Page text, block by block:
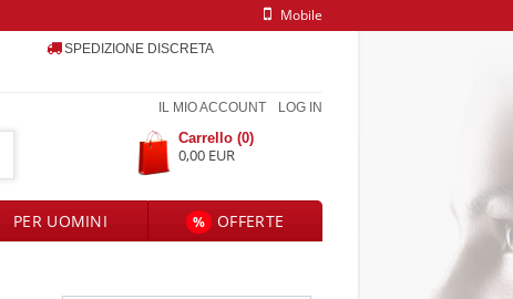
Mobile
SPEDIZIONE DISCRETA
LOG IN
IL MIO ACCOUNT
Carrello (0)
0,00 EUR
PER UOMINI %
OFFERTE